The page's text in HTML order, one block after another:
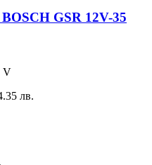
GSR 12V-35
V
лв.